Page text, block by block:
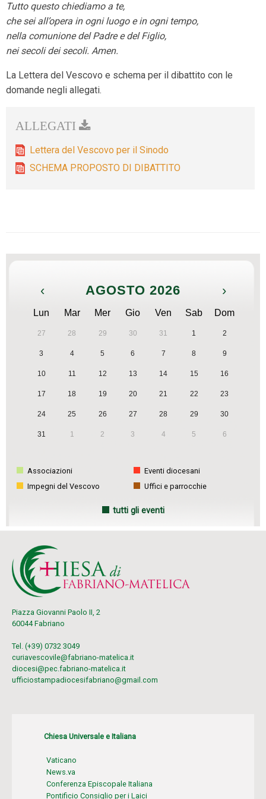
Tutto questo chiediamo a te,
che sei all’opera in ogni luogo e in ogni tempo,
nella comunione del Padre e del Figlio,
nei secoli dei secoli. Amen.
La Lettera del Vescovo e schema per il dibattito con le
domande negli allegati.
Lettera del Vescovo per il Sinodo
SCHEMA PROPOSTO DI DIBATTITO
‹ AGOSTO 2026 ›
Lun Mar Mer Gio Ven Sab Dom
27 28 29 30 31 1 2
3 4 5 6 7 8 9
10 11 12 13 14 15 16
17 18 19 20 21 22 23
24 25 26 27 28 29 30
31 1 2 3 4 5 6
Associazioni
Eventi diocesani
Impegni del Vescovo
Uffici e parrocchie
tutti gli eventi
Piazza Giovanni Paolo II, 2
60044 Fabriano
Tel. (+39) 0732 3049
curiavescovile@fabriano-matelica.it
diocesi@pec.fabriano-matelica.it
ufficiostampadiocesifabriano@gmail.com
Chiesa Universale e Italiana
Vaticano
News.va
Conferenza Episcopale Italiana
Pontificio Consiglio per i Laici